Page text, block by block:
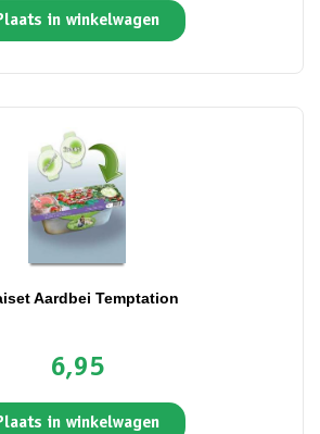
in winkelwagen
Aardbei Temptation
6,95
in winkelwagen